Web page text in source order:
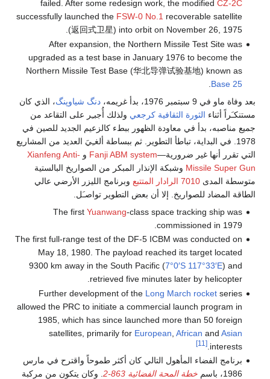
failed. After some redesign work, the modified CZ-2C
successfully launched the FSW-0 No.1 recoverable satellite
(返回式卫星) into orbit on November 26, 1975.
After expansion, the Northern Missile Test Site was
upgraded as a test base in January 1976 to become the
Northern Missile Test Base (华北导弹试验基地) known as
Base 25
بعد وفاة ماو في 9 سبتمبر 1976، بدأ غريمه،
دنگ شياوپنگ، الذي كان
مستنكـَراً أثناء الثورة الثقافية كرجعي ولذلك أُجبـِر على التقاعد من
جميع مناصبه، بدأ في معاودة الظهور ببطء كالزعيم الجديد للصين في
1978. في البداية، تباطأ التطوير. ثم ببساطة ألغـِيَ العديد من المشاريع
التي تقرر أنها غير ضرورية—Fanji ABM system و Xianfeng Anti-
Missile Super Gun وشبكة الإنذار المبكر من الصواريخ البالستية
متوسطة المدى 7010 الرادار المتتبع
وبرنامج الليزر الأرضي عالي
الطاقة المضاد للصواريخ. إلا أن بعض التطوير تواصـَل.
The first Yuanwang-class space tracking ship was
commissioned in 1979.
The first full-range test of the DF-5 ICBM was conducted on
May 18, 1980. The payload reached its target located
9300 km away in the South Pacific (7°0′S 117°33′E) and
retrieved five minutes later by helicopter.
Further development of the Long March rocketseries
allowed the PRC to initiate a commercial launch program in
1985, which has since launched more than 50 foreign
satellites, primarily for European African and Asian
interests.
[11]
برنامج الفضاء المأهول التالي كان أكثر طموحاً واقترح في مارس
1986، باسم
خطة المحة الفضائية 863-2 . وكان يتكون من مركبة